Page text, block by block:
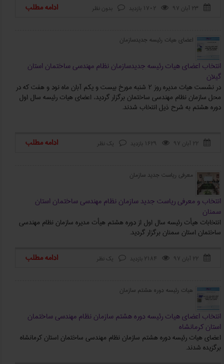
 ۲۳ آبان ۹۷  1702 بازدید  بدون نظر ادامه مطلب
اعضاي هيات رئيسه جدیدسازمان
انتخاب اعضاي هيات رئيسه جدیدسازمان نظام مهندسي ساختمان استان
گيلان
در نشست هيات مديره روز ۲ شنبه مورخ بیست و یکم آبان ماه نود و هفت که در
محل سازمان نظام مهندسي ساختمان برگزار گردید، اعضاي هيات رئيسه سال اول
دوره هشتم به شرح ذيل انتخاب شدند.
 ۲۲ آبان ۹۷  1629 بازدید  یک نظر ادامه مطلب
معرفی ریاست جدید سازمان
انتخاب و معرفی ریاست جدید سازمان نظام مهندسی ساختمان استان
سمنان
انتخابات هیأت رئیسه سال اول از دوره هشتم هیأت مدیره سازمان نظام مهندسی
ساختمان استان سمنان برگزار گردید.
 ۲۲ آبان ۹۷  2184 بازدید  یک نظر ادامه مطلب
هیات رئیسه دوره هشتم سازمان
انتخاب اعضای هیات رئیسه دوره هشتم سازمان نظام مهندسی ساختمان
استان کرمانشاه
اعضای هیات رئیسه دوره هشتم سازمان نظام مهندسی ساختمان استان کرمانشاه
برگزیده شدند.